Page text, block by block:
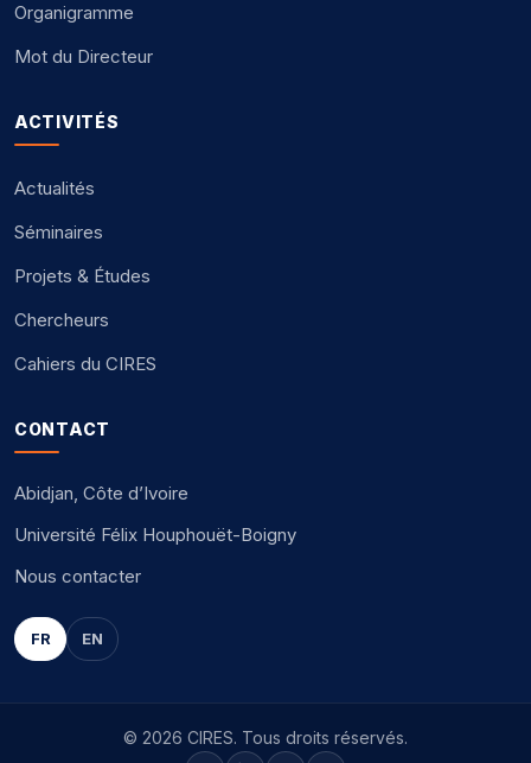
Organigramme
Mot du Directeur
ACTIVITÉS
Actualités
Séminaires
Projets & Études
Chercheurs
Cahiers du CIRES
CONTACT
Abidjan, Côte d’Ivoire
Université Félix Houphouët-Boigny
Nous contacter
FR EN
© 2026 CIRES. Tous droits réservés.